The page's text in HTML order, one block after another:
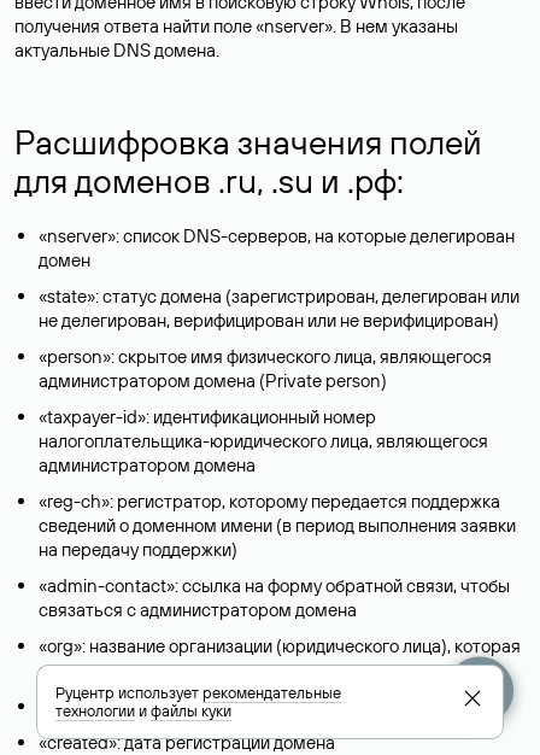
получения ответа найти поле «nserver». В нем указаны
актуальные DNS домена.
Расшифровка значения полей
для доменов .ru, .su и .рф:
«nserver»: список DNS-серверов, на которые делегирован
домен
«state»: статус домена (зарегистрирован, делегирован или
не делегирован, верифицирован или не верифицирован)
«person»: скрытое имя физического лица, являющегося
администратором домена (Privatе person)
«taxpayer-id»: идентификационный номер
налогоплательщика-юридического лица, являющегося
администратором домена
«reg-ch»: регистратор, которому передается поддержка
сведений о доменном имени (в период выполнения заявки
на передачу поддержки)
«admin-contact»: ссылка на форму обратной связи, чтобы
связаться с администратором домена
«org»: название организации (юридического лица), которая
является владельцем домена
«registrar»: регистратор домена
«created»: дата регистрации домена
Руцентр используетрекомендательные
технологииифайлы куки